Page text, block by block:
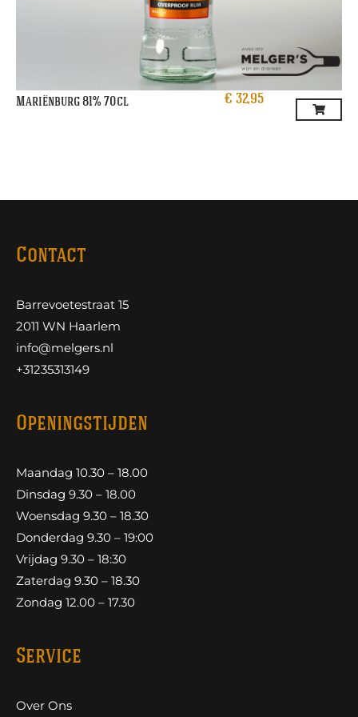
Mariënburg 81% 70cl € 32,95
Contact
Barrevoetestraat 15
2011 WN Haarlem
info@melgers.nl
+31235313149
Openingstijden
Maandag 10.30 – 18.00
Dinsdag 9.30 – 18.00
Woensdag 9.30 – 18.30
Donderdag 9.30 – 19:00
Vrijdag 9.30 – 18:30
Zaterdag 9.30 – 18.30
Zondag 12.00 – 17.30
Service
Over Ons